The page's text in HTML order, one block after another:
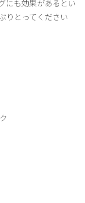
にも効果があるとい
りとってください